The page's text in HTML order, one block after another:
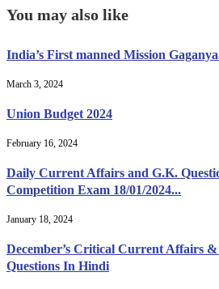
You may also like
India’s First manned Mission
March 3, 2024
Union Budget 2024
February 16, 2024
Daily Current Affairs and G.K.
Competition Exam 18/01/2024...
January 18, 2024
December’s Critical Current Affairs
Questions In Hindi